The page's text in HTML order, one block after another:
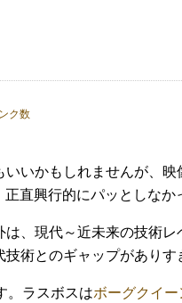
いかもしれませんが、
直興行的にパッとしなか
、現代～近未来の技術
術とのギャップがありす
。ラスボスはボーグクイー